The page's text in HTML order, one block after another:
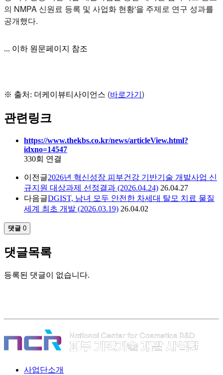
의 NMPA 신원료 등록 및 사업화 현황'을 주제로 연구 성과를
공개했다.
... 이하 원문페이지 참조
※ 출처: 더케이뷰티사이언스 (바로가기)
관련링크
https://www.thekbs.co.kr/news/articleView.html?
idxno=14547
330회 연결
이전글2026년 혁신성장 피부건강 기반기술 개발사업 신
규지원 대상과제 선정결과 (2026.04.24) 26.04.27
다음글DGIST, 남녀 모두 안전한 차세대 탈모 치료 물질
세계 최초 개발 (2026.03.19) 26.04.02
댓글 0
댓글목록
등록된 댓글이 없습니다.
사업단소개